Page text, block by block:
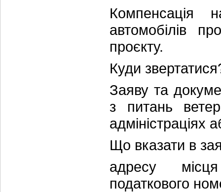
Компенсація
автомобілів
проєкту.
Куди
Заяву та
з питань
адміністраціях
Що вказати в
адресу
податкового